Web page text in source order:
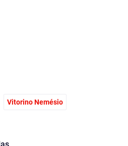
Vitorino Nemésio